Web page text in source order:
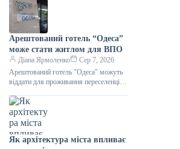
діючого агропереробного
Арештований готель “Одеса”
може стати житлом для ВПО
Діана Ярмоленко
Сер 7, 2026
Арештований готель "Одеса" можуть
віддати для проживання переселенців /
може стати першим арештованим
об’єктом нерухомості,
Як архітектура міста впливає